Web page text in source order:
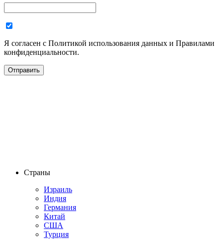
Я согласен с Политикой использования данных и Правилами
конфиденциальности.
Страны
Израиль
Индия
Германия
Китай
США
Турция